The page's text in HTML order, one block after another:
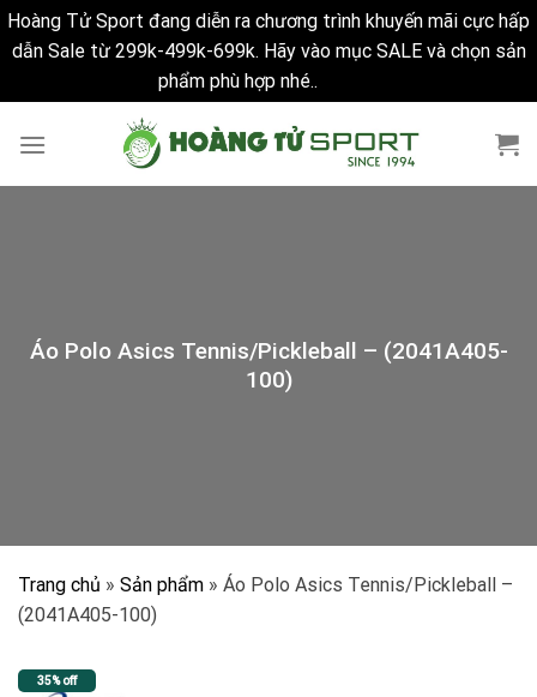
Hoàng Tử Sport đang diễn ra chương trình khuyến mãi cực hấp
dẫn Sale từ 299k-499k-699k. Hãy vào mục SALE và chọn sản
phẩm phù hợp nhé..
Áo Polo Asics Tennis/Pickleball – (2041A405-
100)
Trang chủ » Sản phẩm » Áo Polo Asics Tennis/Pickleball –
(2041A405-100)
35% off